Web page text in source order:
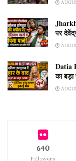
पर
Datia
का
640
Followers